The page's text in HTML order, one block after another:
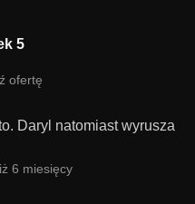
5
ofertę
Daryl natomiast wyrusza
6 miesięcy